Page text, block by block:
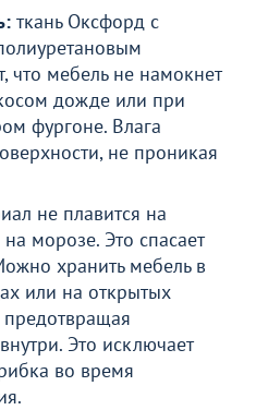
ткань Оксфорд с
что мебель не намокнет
дожде или при
фургоне. Влага
не проникая
не плавится на
морозе. Это спасает
хранить мебель в
или на открытых
предотвращая
Это исключает
во время